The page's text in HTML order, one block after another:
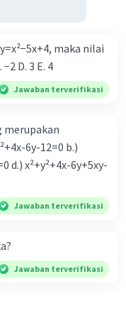
maka nilai
D. 3 E. 4
Jawaban terverifikasi
merupakan
d.) x²+y²+4x-6y+5xy-
Jawaban terverifikasi
Jawaban terverifikasi